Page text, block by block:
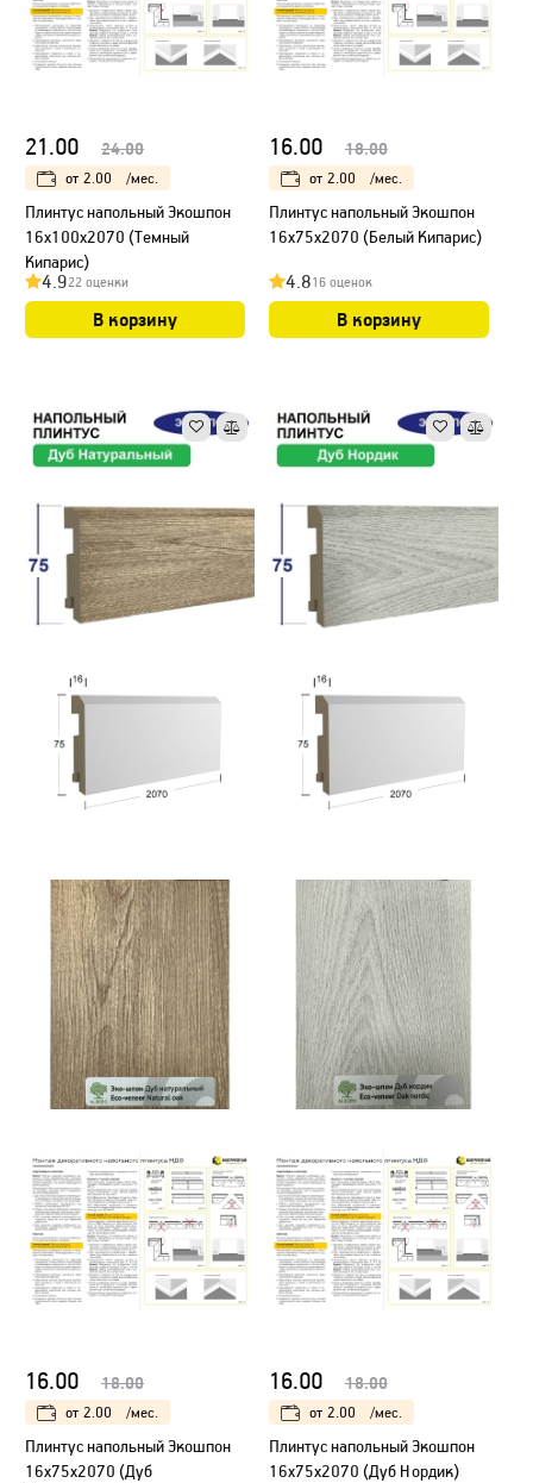
21.00 24.00
от 2.00 /мес.
Плинтус напольный Экошпон
16х100х2070 (Темный
Кипарис)
4.922 оценки
В корзину
16.00 18.00
от 2.00 /мес.
Плинтус напольный Экошпон
16х75х2070 (Белый Кипарис)
4.816 оценок
В корзину
16.00 18.00
от 2.00 /мес.
Плинтус напольный Экошпон
16х75х2070 (Дуб
16.00 18.00
от 2.00 /мес.
Плинтус напольный Экошпон
16х75х2070 (Дуб Нордик)